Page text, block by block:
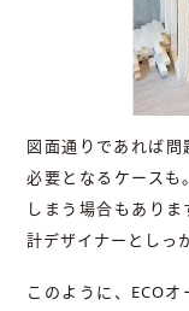
図面通りであれば
必要となるケース
しまう場合もあり
計デザイナーとしっ
このように、ECO